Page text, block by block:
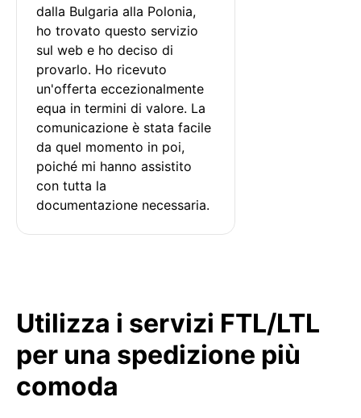
dalla Bulgaria alla Polonia,
ho trovato questo servizio
sul web e ho deciso di
provarlo. Ho ricevuto
un'offerta eccezionalmente
equa in termini di valore. La
comunicazione è stata facile
da quel momento in poi,
poiché mi hanno assistito
con tutta la
documentazione necessaria.
Utilizza i servizi FTL/LTL
per una spedizione più
comoda